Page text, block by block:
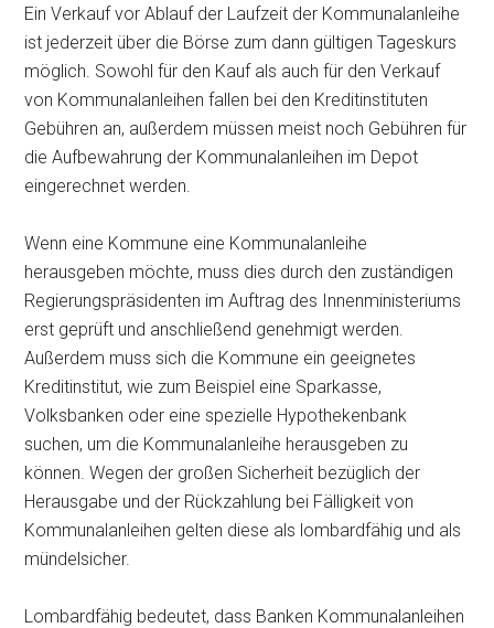
Ein Verkauf vor Ablauf der Laufzeit der Kommunalanleihe
ist jederzeit über die Börse zum dann gültigen Tageskurs
möglich. Sowohl für den Kauf als auch für den Verkauf
von Kommunalanleihen fallen bei den Kreditinstituten
Gebühren an, außerdem müssen meist noch Gebühren für
die Aufbewahrung der Kommunalanleihen im Depot
eingerechnet werden.
Wenn eine Kommune eine Kommunalanleihe
herausgeben möchte, muss dies durch den zuständigen
Regierungspräsidenten im Auftrag des Innenministeriums
erst geprüft und anschließend genehmigt werden.
Außerdem muss sich die Kommune ein geeignetes
Kreditinstitut, wie zum Beispiel eine Sparkasse,
Volksbanken oder eine spezielle Hypothekenbank
suchen, um die Kommunalanleihe herausgeben zu
können. Wegen der großen Sicherheit bezüglich der
Herausgabe und der Rückzahlung bei Fälligkeit von
Kommunalanleihen gelten diese als lombardfähig und als
mündelsicher.
Lombardfähig bedeutet, dass Banken Kommunalanleihen